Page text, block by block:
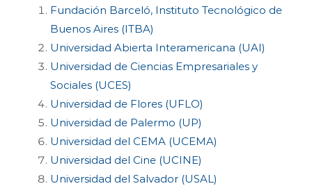
Fundación Barceló, Instituto Tecnológico de
Buenos Aires (ITBA)
Universidad Abierta Interamericana (UAI)
Universidad de Ciencias Empresariales y
Sociales (UCES)
Universidad de Flores (UFLO)
Universidad de Palermo (UP)
Universidad del CEMA (UCEMA)
Universidad del Cine (UCINE)
Universidad del Salvador (USAL)